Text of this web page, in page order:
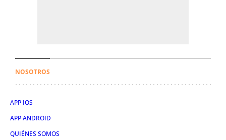
NOSOTROS
APP IOS
APP ANDROID
QUIÉNES SOMOS